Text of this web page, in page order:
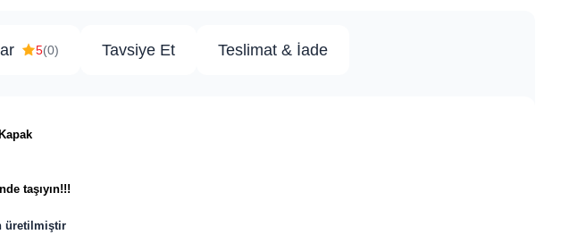
5(0) Tavsiye Et Teslimat & İade
taşıyın!!!
üretilmiştir